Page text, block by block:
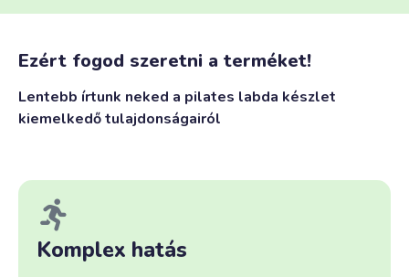
Ezért fogod szeretni a terméket!
Lentebb írtunk neked a pilates labda készlet
kiemelkedő tulajdonságairól
Komplex hatás